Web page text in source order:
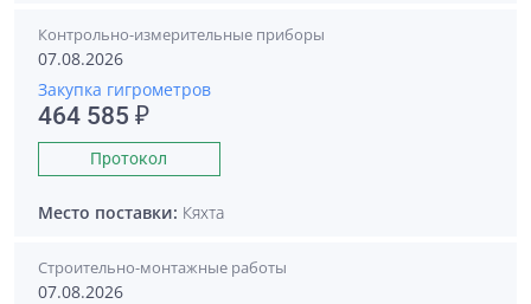
Контрольно-измерительные приборы
07.08.2026
Закупка гигрометров
464 585 ₽
Протокол
Место поставки: Кяхта
Строительно-монтажные работы
07.08.2026